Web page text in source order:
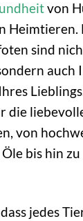
von
Heimtieren.
sind
auch
Ihres
die
von
bis hin
jedes